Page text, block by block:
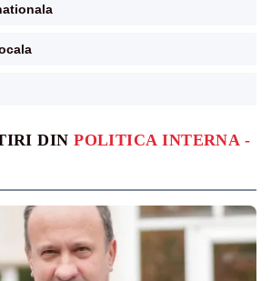
DINPOLITICA INTERNA -